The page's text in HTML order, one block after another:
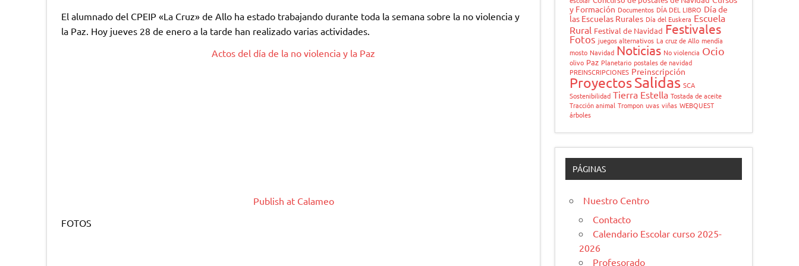
El alumnado del CPEIP «La Cruz» de Allo ha estado trabajando durante toda la semana sobre la no violencia y
la Paz. Hoy jueves 28 de enero a la tarde han realizado varias actividades.
Actos del día de la no violencia y la Paz
Publish at Calameo
FOTOS
y Formación Documentos DÍA DEL LIBRO Día de
las Escuelas Rurales Día del Euskera Escuela
Rural Festival de Navidad Festivales
Fotos juegos alternativos La cruz de Allo mendía
mosto Navidad Noticias No violencia Ocio
olivo Paz Planetario postales de navidad
PREINSCRIPCIONES Preinscripción
ProyectosSalidas SCA
Sostenibilidad Tierra Estella Tostada de aceite
Tracción animal Trompon uvas viñas WEBQUEST
árboles
PÁGINAS
Nuestro Centro
Contacto
Calendario Escolar curso 2025-
2026
Profesorado